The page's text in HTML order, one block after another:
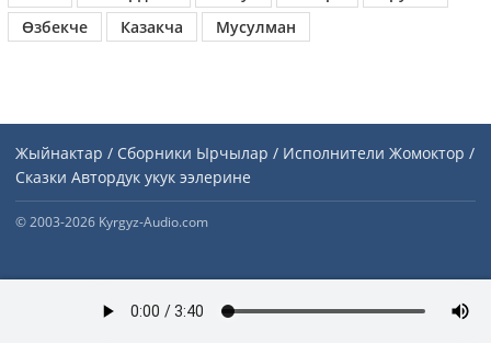
Өзбекче
Казакча Мусулман
Жыйнактар / Сборники Ырчылар / Исполнители Жомоктор /
Сказки Автордук укук ээлерине
© 2003-2026 Kyrgyz-Audio.com